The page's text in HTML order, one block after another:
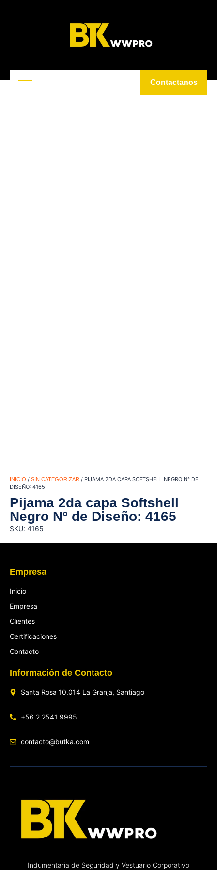
Contactanos
INICIO / SIN CATEGORIZAR / PIJAMA 2DA CAPA SOFTSHELL NEGRO N° DE
DISEÑO: 4165
Pijama 2da capa Softshell
Negro N° de Diseño: 4165
SKU: 4165
Empresa
Inicio
Empresa
Clientes
Certificaciones
Contacto
Información de Contacto
Santa Rosa 10.014 La Granja, Santiago
+56 2 2541 9995
contacto@butka.com
Indumentaria de Seguridad y Vestuario Corporativo